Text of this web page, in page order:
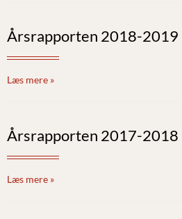
Årsrapporten 2018-2019
Læs mere »
Årsrapporten 2017-2018
Læs mere »